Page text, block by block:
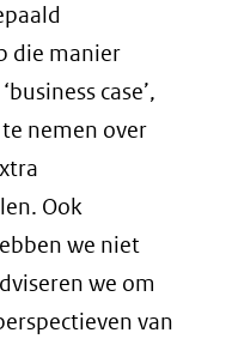
die manier
case’,
nemen over
Ook
we niet
we om
van